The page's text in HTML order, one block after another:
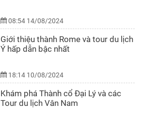
08:54 14/08/2024
Giới thiệu thành Rome và tour du lịch
Ý hấp dẫn bậc nhất
18:14 10/08/2024
Khám phá Thành cổ Đại Lý và các
Tour du lịch Vân Nam